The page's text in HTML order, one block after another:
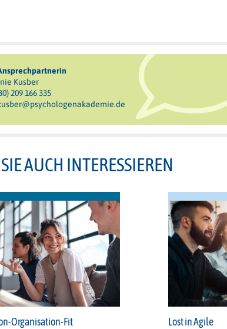
Kusber
209 166 335
AUCH INTERESSIEREN
Organisation-Fit Lost in Agile